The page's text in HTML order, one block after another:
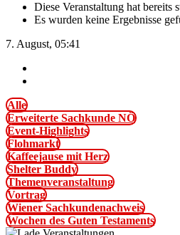
Diese Veranstaltung hat bereits
Es wurden keine Ergebnisse
7. August, 05:41
Alle
Erweiterte Sachkunde NÖ
Event-Highlights
Flohmarkt
Kaffeejause mit Herz
Shelter Buddy
Themenveranstaltung
Vortrag
Wiener Sachkundenachweis
Wochen des Guten Testaments